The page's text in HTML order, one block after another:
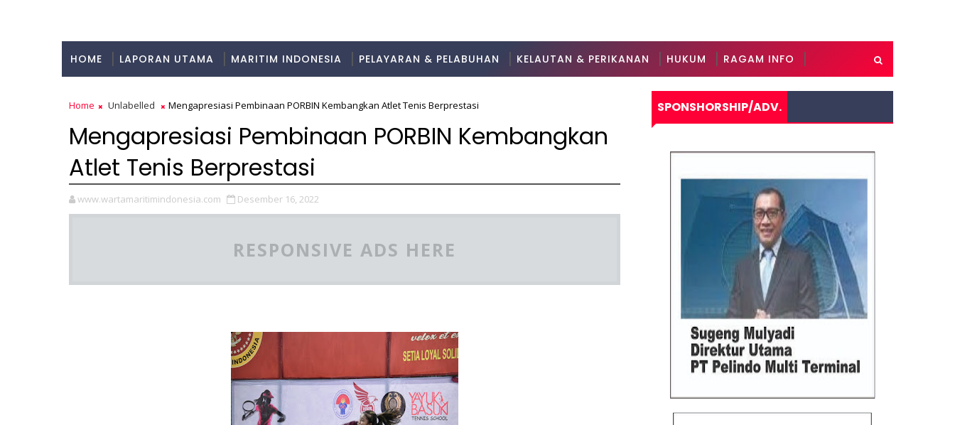
HOME LAPORAN UTAMA MARITIM INDONESIA PELAYARAN & PELABUHAN KELAUTAN & PERIKANAN HUKUM RAGAM INFO
Home Unlabelled Mengapresiasi Pembinaan PORBIN Kembangkan Atlet Tenis Berprestasi
Mengapresiasi Pembinaan PORBIN Kembangkan
Atlet Tenis Berprestasi
www.wartamaritimindonesia.com Desember 16, 2022
RESPONSIVE ADS HERE
SPONSHORSHIP/ADV.